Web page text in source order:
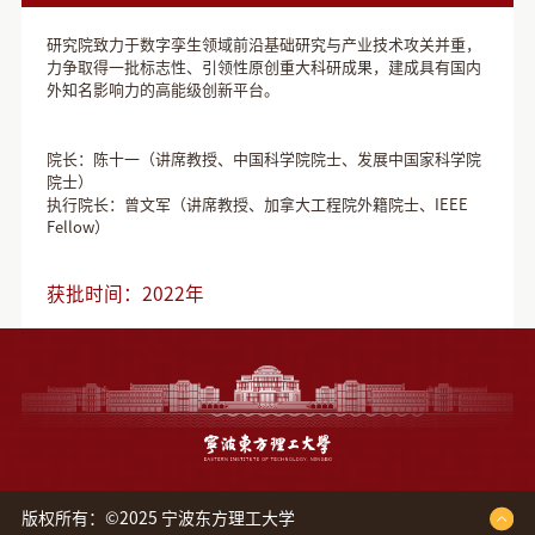
研究院致力于数字孪生领域前沿基础研究与产业技术攻关并重，
力争取得一批标志性、引领性原创重大科研成果，建成具有国内
外知名影响力的高能级创新平台。
院长：陈十一（讲席教授、中国科学院院士、发展中国家科学院
院士）
执行院长：曾文军（讲席教授、加拿大工程院外籍院士、IEEE
Fellow）
获批时间：2022年
版权所有：©2025 宁波东方理工大学